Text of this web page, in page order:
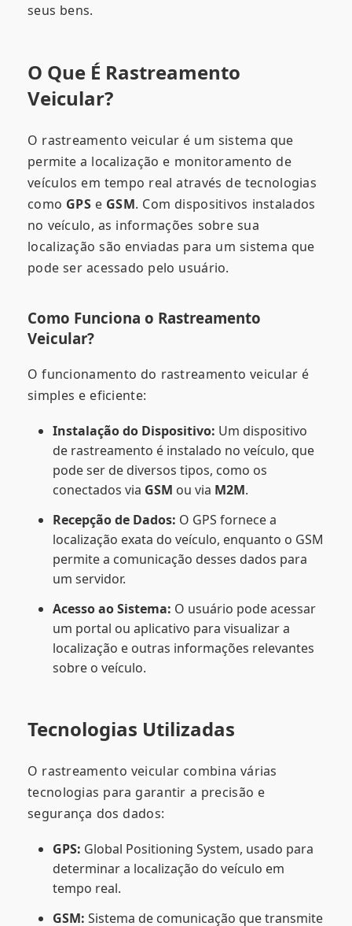
seus bens.
O Que É Rastreamento
Veicular?
O rastreamento veicular é um sistema que
permite a localização e monitoramento de
veículos em tempo real através de tecnologias
como GPS e GSM. Com dispositivos instalados
no veículo, as informações sobre sua
localização são enviadas para um sistema que
pode ser acessado pelo usuário.
Como Funciona o Rastreamento
Veicular?
O funcionamento do rastreamento veicular é
simples e eficiente:
Instalação do Dispositivo: Um dispositivo
de rastreamento é instalado no veículo, que
pode ser de diversos tipos, como os
conectados via GSM ou via M2M.
Recepção de Dados: O GPS fornece a
localização exata do veículo, enquanto o GSM
permite a comunicação desses dados para
um servidor.
Acesso ao Sistema: O usuário pode acessar
um portal ou aplicativo para visualizar a
localização e outras informações relevantes
sobre o veículo.
Tecnologias Utilizadas
O rastreamento veicular combina várias
tecnologias para garantir a precisão e
segurança dos dados:
GPS: Global Positioning System, usado para
determinar a localização do veículo em
tempo real.
GSM: Sistema de comunicação que transmite